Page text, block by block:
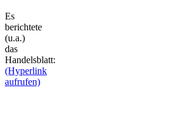
Es
berichtete
(u.a.)
das
Handelsblatt:
(Hyperlink
aufrufen)